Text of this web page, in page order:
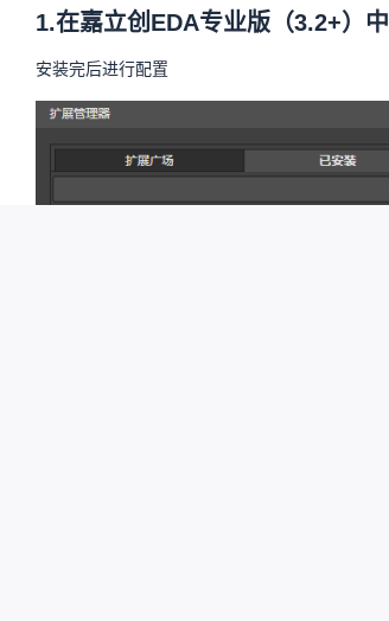
1.在嘉立创EDA专业版（3.2+）
安装完后进行配置